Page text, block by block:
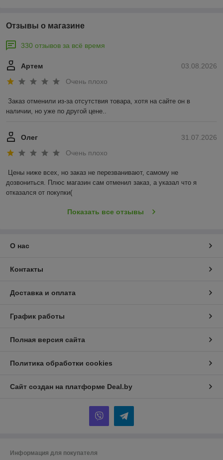
Отзывы о магазине
330 отзывов за всё время
03.08.2026
Артем
Очень плохо
Заказ отменили из-за отсутствия товара, хотя на сайте он в
наличии, но уже по другой цене..
31.07.2026
Олег
Очень плохо
Цены ниже всех, но заказ не перезванивают, самому не
дозвониться. Плюс магазин сам отменил заказ, а указал что я
отказался от покупки(
Показать все отзывы
О нас
Контакты
Доставка и оплата
График работы
Полная версия сайта
Политика обработки cookies
Сайт создан на платформе Deal.by
Информация для покупателя